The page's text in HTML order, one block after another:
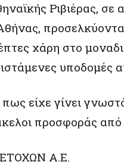
Ριβιέρας,
χάρη στο
υποδομές
είχε γίνει
προσφοράς από
Α.Ε.